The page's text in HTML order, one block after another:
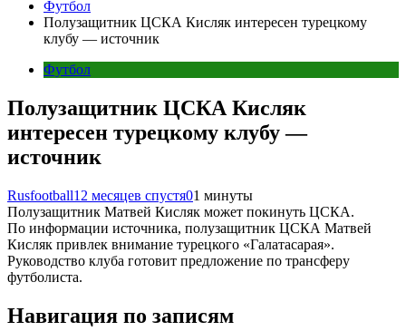
Футбол
Полузащитник ЦСКА Кисляк интересен турецкому
клубу — источник
Футбол
Полузащитник ЦСКА Кисляк
интересен турецкому клубу —
источник
Rusfootball12 месяцев спустя01 минуты
Полузащитник Матвей Кисляк может покинуть ЦСКА.
По информации источника, полузащитник ЦСКА Матвей
Кисляк привлек внимание турецкого «Галатасарая».
Руководство клуба готовит предложение по трансферу
футболиста.
Навигация по записям